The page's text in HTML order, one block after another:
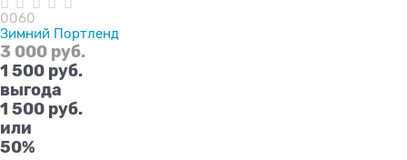
0060
Зимний Портленд
3 000 руб.
1 500 руб.
выгода
1 500 руб.
или
50%